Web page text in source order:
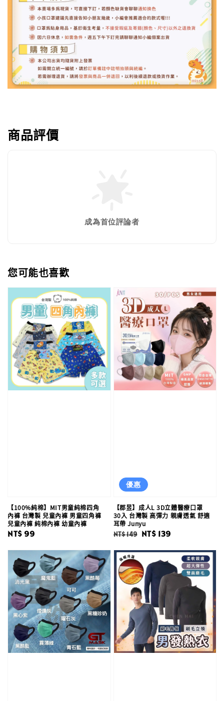
商品評價
成為首位評論者
您可能也喜歡
【100%純棉】MIT男童純棉四角
內褲 台灣製 兒童內褲 男童四角褲
兒童內褲 純棉內褲 幼童內褲
Regular
NT$ 99
優惠
【郡昱】成人L 3D立體醫療口罩
30入 台灣製 高彈力 親膚透氣 舒適
耳帶 Junyu
Regular
NT$ 149 Sale
NT$ 139